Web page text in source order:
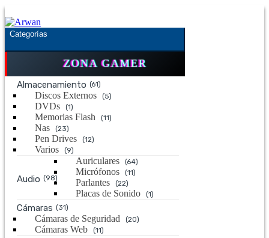
Saltar
a
la
navegación
Saltar
al
contenido
Categorías
ZONA GAMER
Almacenamiento (61)
Discos Externos (5)
DVDs (1)
Memorias Flash (11)
Nas (23)
Pen Drives (12)
Varios (9)
Audio (98)
Auriculares (64)
Micrófonos (11)
Parlantes (22)
Placas de Sonido (1)
Cámaras (31)
Cámaras de Seguridad (20)
Cámaras Web (11)